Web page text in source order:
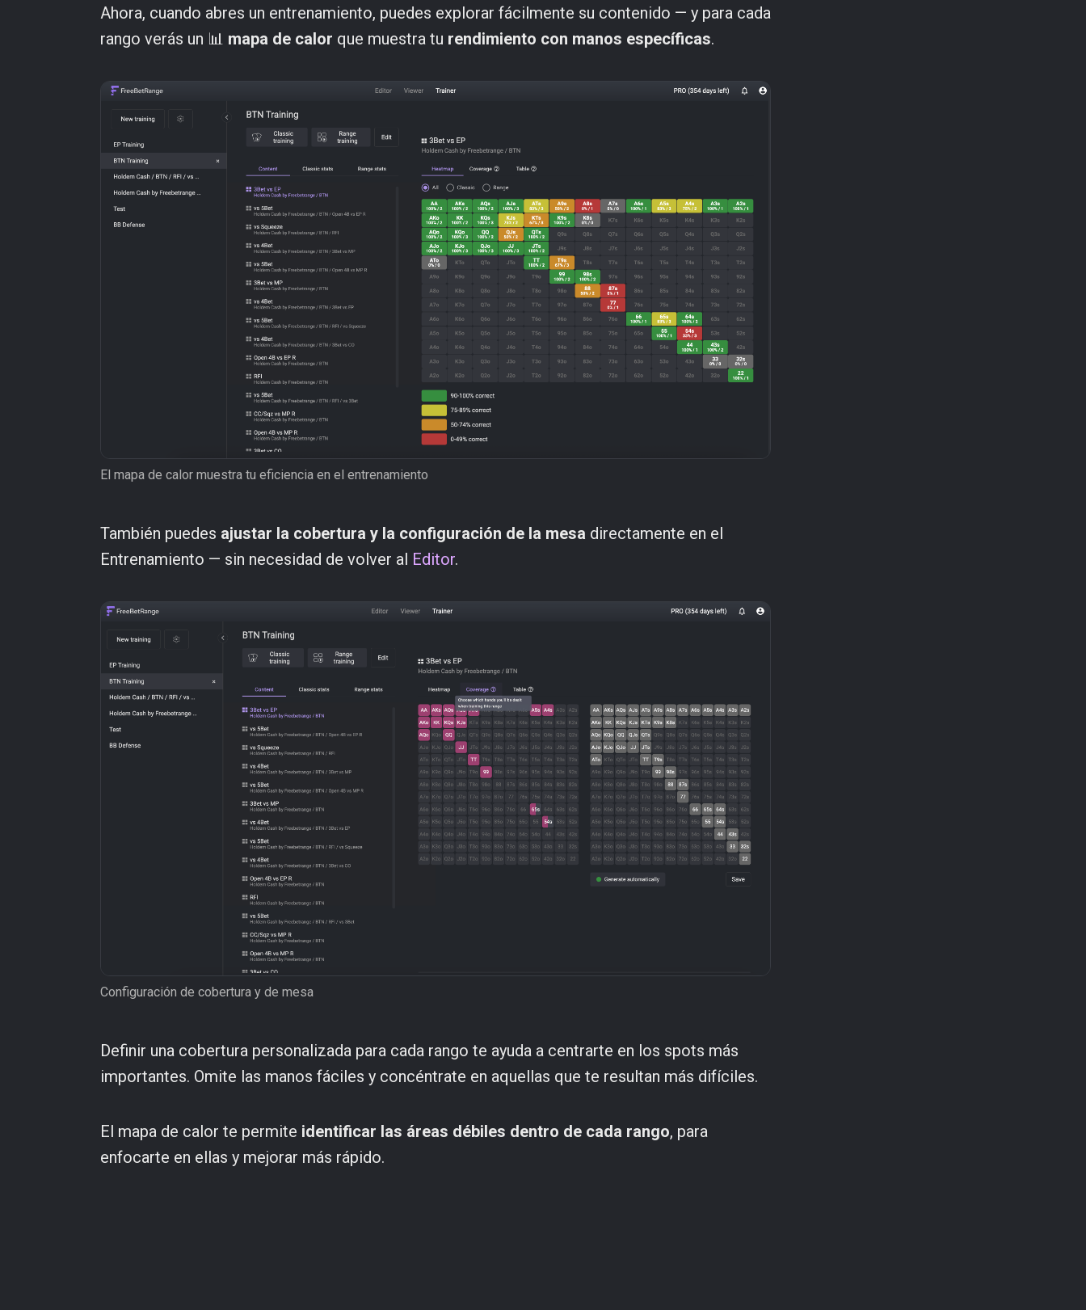
Ahora, cuando abres un entrenamiento, puedes explorar fácilmente su contenido — y para cada
rango verás un 📊 mapa de calor que muestra tu rendimiento con manos específicas.
El mapa de calor muestra tu eficiencia en el entrenamiento
También puedes ajustar la cobertura y la configuración de la mesa directamente en el
Entrenamiento — sin necesidad de volver al Editor.
Configuración de cobertura y de mesa
Definir una cobertura personalizada para cada rango te ayuda a centrarte en los spots más
importantes. Omite las manos fáciles y concéntrate en aquellas que te resultan más difíciles.
El mapa de calor te permite identificar las áreas débiles dentro de cada rango, para
enfocarte en ellas y mejorar más rápido.